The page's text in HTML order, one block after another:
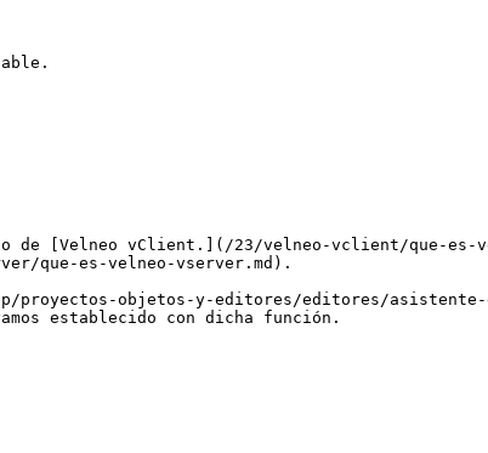
[Velneo vClient.](/23/velneo-vclient/que-es-
que-es-velneo-vserver.md).
objetos-y-editores/editores/asistente-
establecido con dicha función.